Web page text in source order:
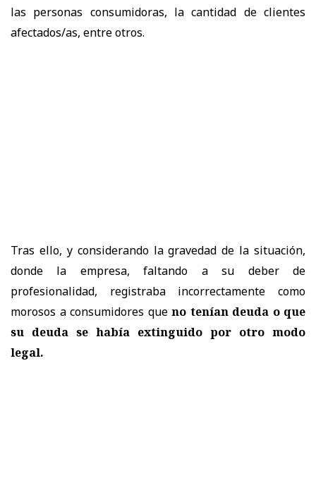
las personas consumidoras, la cantidad de clientes
afectados/as, entre otros.
Tras ello, y considerando la gravedad de la situación,
donde la empresa, faltando a su deber de
profesionalidad, registraba incorrectamente como
morosos a consumidores queno tenían deuda o que
su deuda se había extinguido por otro modo
legal.